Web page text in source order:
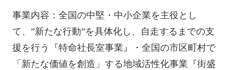
事業内容：全国の中堅・中小企業を主役とし
て、”新たな行動”を具体化し、自走するまでの支
援を行う『特命社長室事業』・全国の市区町村で
「新たな価値を創造」する地域活性化事業『街盛